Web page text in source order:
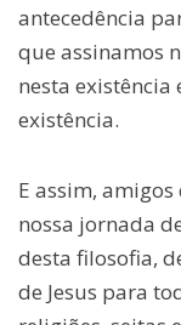
antecedência
que assinamos
nesta
existência.
E assim,
nossa jornada
desta filosofia,
de Jesus para